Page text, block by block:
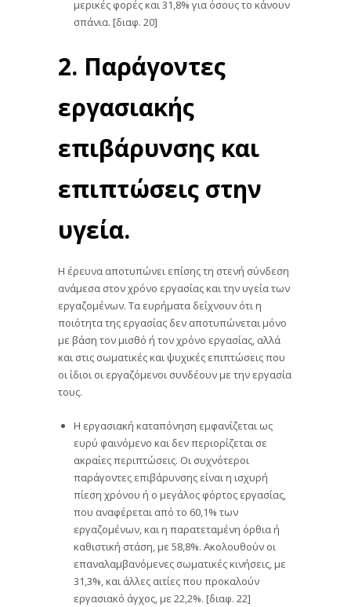
μερικές φορές και 31,8% για όσους το κάνουν
σπάνια. [διαφ. 20]
2. Παράγοντες
εργασιακής
επιβάρυνσης και
επιπτώσεις στην
υγεία.
Η έρευνα αποτυπώνει επίσης τη στενή σύνδεση
ανάμεσα στον χρόνο εργασίας και την υγεία των
εργαζομένων. Τα ευρήματα δείχνουν ότι η
ποιότητα της εργασίας δεν αποτυπώνεται μόνο
με βάση τον μισθό ή τον χρόνο εργασίας, αλλά
και στις σωματικές και ψυχικές επιπτώσεις που
οι ίδιοι οι εργαζόμενοι συνδέουν με την εργασία
τους.
Η εργασιακή καταπόνηση εμφανίζεται ως
ευρύ φαινόμενο και δεν περιορίζεται σε
ακραίες περιπτώσεις. Οι συχνότεροι
παράγοντες επιβάρυνσης είναι η ισχυρή
πίεση χρόνου ή ο μεγάλος φόρτος εργασίας,
που αναφέρεται από το 60,1% των
εργαζομένων, και η παρατεταμένη όρθια ή
καθιστική στάση, με 58,8%. Ακολουθούν οι
επαναλαμβανόμενες σωματικές κινήσεις, με
31,3%, και άλλες αιτίες που προκαλούν
εργασιακό άγχος, με 22,2%. [διαφ. 22]